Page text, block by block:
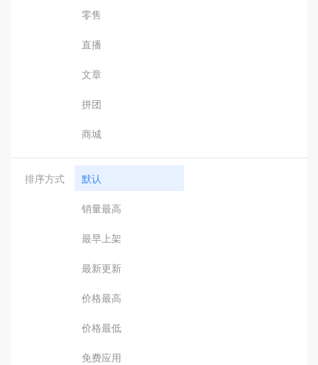
零售
直播
文章
拼团
商城
排序方式 默认
销量最高
最早上架
最新更新
价格最高
价格最低
免费应用